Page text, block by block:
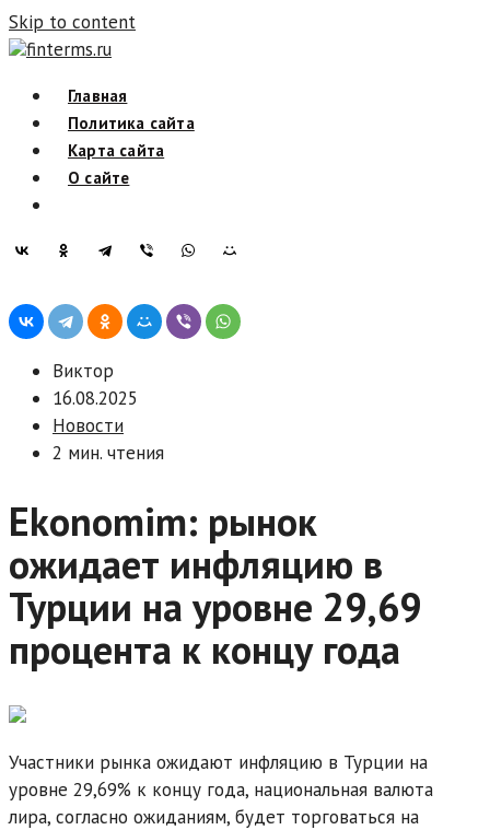
Skip to content
finterms.ru
Главная
Политика сайта
Карта сайта
О сайте
Виктор
16.08.2025
Новости
2 мин. чтения
Ekonomim: рынок
ожидает инфляцию в
Турции на уровне 29,69
процента к концу года
Участники рынка ожидают инфляцию в Турции на
уровне 29,69% к концу года, национальная валюта
лира, согласно ожиданиям, будет торговаться на